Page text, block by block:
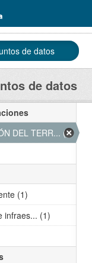
de datos
de datos
DEL TERR... (1)
(1)
infraes... (1)